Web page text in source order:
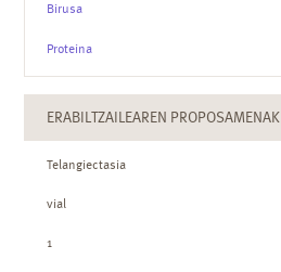
Birusa
Proteina
ERABILTZAILEAREN PROPOSAMENAK
Telangiectasia
vial
1